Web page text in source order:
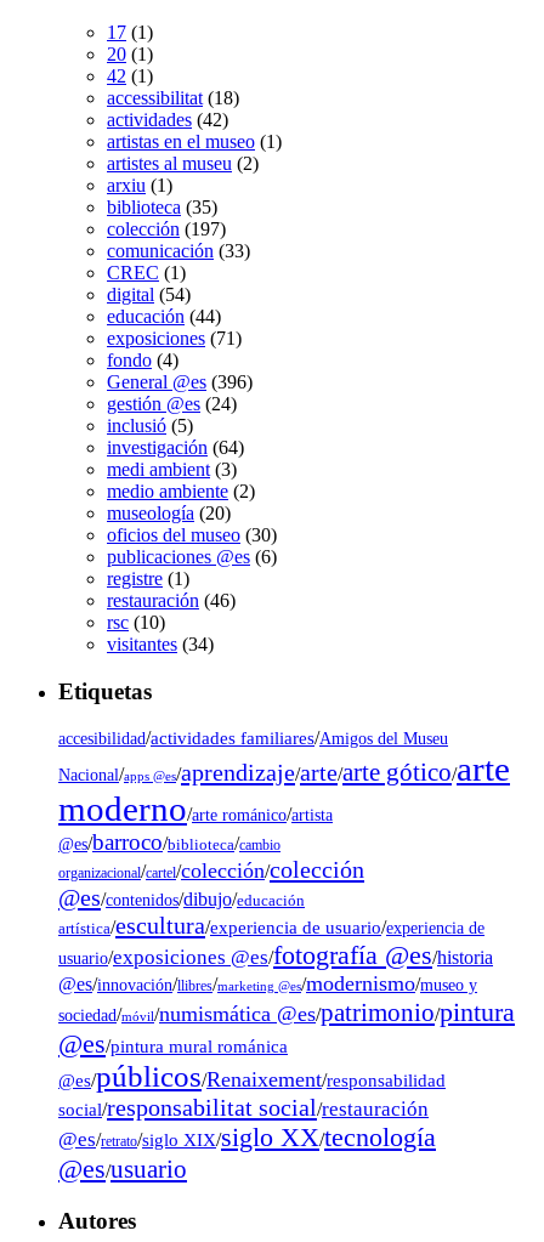
17 (1)
20 (1)
42 (1)
accessibilitat (18)
actividades (42)
artistas en el museo (1)
artistes al museu (2)
arxiu (1)
biblioteca (35)
colección (197)
comunicación (33)
CREC (1)
digital (54)
educación (44)
exposiciones (71)
fondo (4)
General @es (396)
gestión @es (24)
inclusió (5)
investigación (64)
medi ambient (3)
medio ambiente (2)
museología (20)
oficios del museo (30)
publicaciones @es (6)
registre (1)
restauración (46)
rsc (10)
visitantes (34)
Etiquetas
accesibilidad/actividades familiares/Amigos del Museu
Nacional/apps @es/aprendizaje/arte/arte gótico/arte
moderno/arte románico/artista
@es/barroco/biblioteca/cambio
organizacional/cartel/colección/colección
@es/contenidos/dibujo/educación
artística/escultura/experiencia de usuario/experiencia de
usuario/exposiciones @es/fotografía @es/historia
@es/innovación/llibres/marketing @es/modernismo/museo y
sociedad/móvil/numismática @es/patrimonio/pintura
@es/pintura mural románica
@es/públicos/Renaixement/responsabilidad
social/responsabilitat social/restauración
@es/retrato/siglo XIX/siglo XX/tecnología
@es/usuario
Autores